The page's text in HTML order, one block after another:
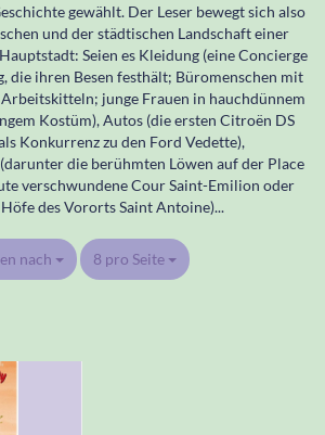
gewählt. Der Leser bewegt sich also
und der städtischen Landschaft einer
Seien es Kleidung (eine Concierge
die ihren Besen festhält; Büromenschen mit
junge Frauen in hauchdünnem
Kostüm), Autos (die ersten Citroën DS
Konkurrenz zu den Ford Vedette),
die berühmten Löwen auf der Place
verschwundene Cour Saint-Emilion oder
des Vororts Saint Antoine)...
nach
nach 8 pro Seite
pro Seite